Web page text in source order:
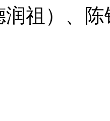
润祖）、